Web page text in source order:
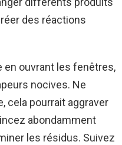
des réactions
en ouvrant les fenêtres,
nocives. Ne
cela pourrait aggraver
abondamment
les résidus. Suivez